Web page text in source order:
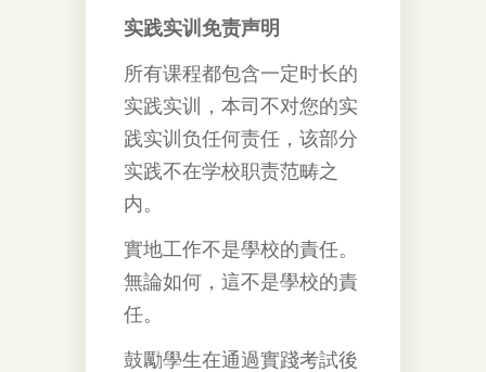
实践实训免责声明
所有课程都包含一定时长的
实践实训，本司不对您的实
践实训负任何责任，该部分
实践不在学校职责范畴之
内。
實地工作不是學校的責任。
無論如何，這不是學校的責
任。
鼓勵學生在通過實踐考試後